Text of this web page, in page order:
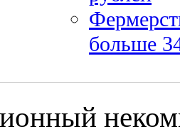
больше